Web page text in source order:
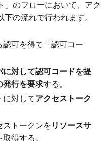
」のフローにおいて、アク
の流れで行われます。
可を得て「認可コー
に対して認可コードを提
発行を要求する。
に対してアクセストーク
ストークンを リソースサ
得する。